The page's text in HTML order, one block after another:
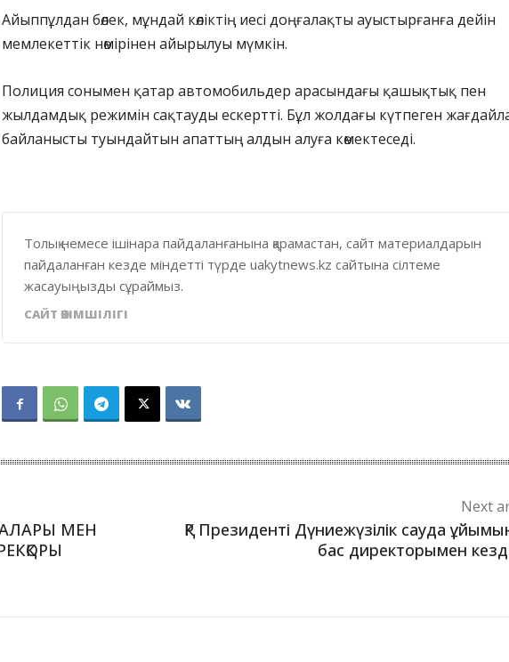
Айыппұлдан бөлек, мұндай көліктің иесі доңғалақты ауыстырғанға дейін
мемлекеттік нөмірінен айырылуы мүмкін.
Полиция сонымен қатар автомобильдер арасындағы қашықтық пен
жылдамдық режимін сақтауды ескертті. Бұл жолдағы күтпеген
байланысты туындайтын апаттың алдын алуға көмектеседі.
Толық немесе ішінара пайдаланғанына қарамастан, сайт материалдарын
пайдаланған кезде міндетті түрде uakytnews.kz сайтына сілтеме
жасауыңызды сұраймыз.
САЙТ ӘКІМШІЛІГІ
МЕН
Next
ҚР Президенті Дүниежүзілік сауда
бас директорымен